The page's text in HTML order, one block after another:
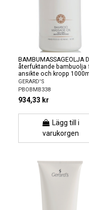
BAMBUMASSAGEOLJA
återfuktande bambuolja
ansikte och kropp
GERARD'S
PBOBMB338
934,33 kr
Lägg till i
varukorgen